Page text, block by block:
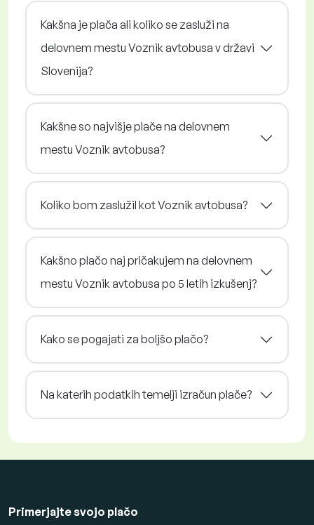
Kakšna je plača ali koliko se zasluži na
delovnem mestu Voznik avtobusa v državi
Slovenija?
Kakšne so najvišje plače na delovnem
mestu Voznik avtobusa?
Koliko bom zaslužil kot Voznik avtobusa?
Kakšno plačo naj pričakujem na delovnem
mestu Voznik avtobusa po 5 letih izkušenj?
Kako se pogajati za boljšo plačo?
Na katerih podatkih temelji izračun plače?
Primerjajte svojo plačo